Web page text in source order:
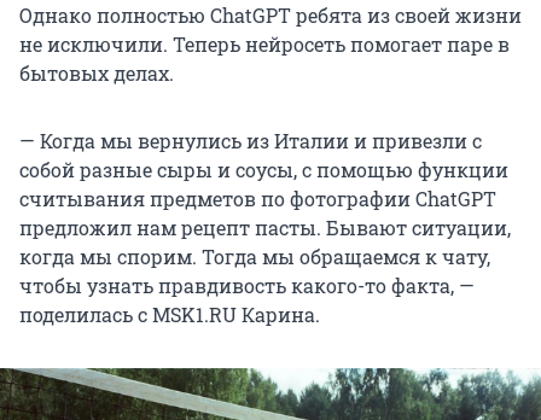
Однако полностью ChatGPT ребята из своей жизни
не исключили. Теперь нейросеть помогает паре в
бытовых делах.
— Когда мы вернулись из Италии и привезли с
собой разные сыры и соусы, с помощью функции
считывания предметов по фотографии ChatGPT
предложил нам рецепт пасты. Бывают ситуации,
когда мы спорим. Тогда мы обращаемся к чату,
чтобы узнать правдивость какого-то факта, —
поделилась с MSK1.RU Карина.